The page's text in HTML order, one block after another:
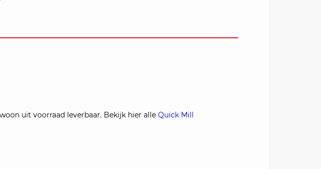
uit voorraad leverbaar. Bekijk hier alle Quick Mill